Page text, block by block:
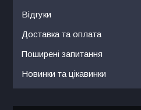
Відгуки
Доставка та оплата
Поширені запитання
Новинки та цікавинки